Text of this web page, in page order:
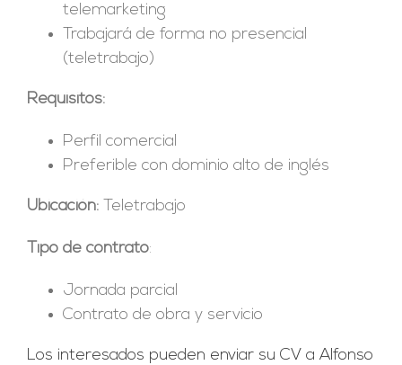
telemarketing
Trabajará de forma no presencial
(teletrabajo)
Requisitos:
Perfil comercial
Preferible con dominio alto de inglés
Ubicación: Teletrabajo
Tipo de contrato:
Jornada parcial
Contrato de obra y servicio
Los interesados pueden enviar su CV a Alfonso